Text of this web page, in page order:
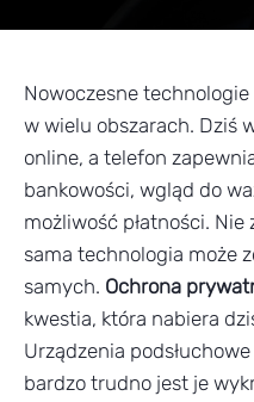
Nowoczesne
w wielu obszarach. Dziś
online, a telefon
bankowości, wgląd do
możliwość płatności.
sama technologia może
samych. Ochrona
kwestia, która nabiera
Urządzenia
bardzo trudno jest je